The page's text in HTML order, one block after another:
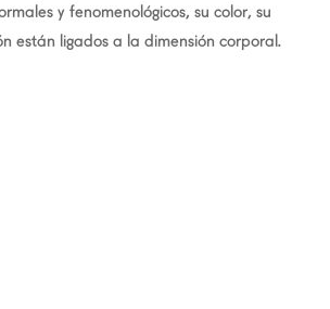
y fenomenológicos, su color, su
están ligados a la dimensión corporal.